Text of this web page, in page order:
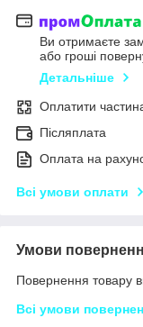
Ви отримаєте
або гроші
Детальніше
Оплатити
Післяплата
Оплата на
Всі умови оплати
Умови
Повернення товару
Всі умови